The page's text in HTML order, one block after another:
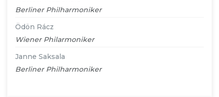
Berliner Philharmoniker
Ödön Rácz
Wiener Philarmoniker
Janne Saksala
Berliner Philharmoniker